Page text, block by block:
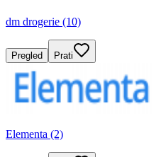
dm drogerie (10)
Pregled Prati
Elementa (2)